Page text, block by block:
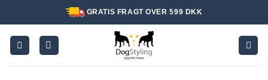
indhold
GRATIS FRAGT OVER 599 DKK